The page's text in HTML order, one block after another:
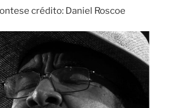
crédito: Daniel Roscoe